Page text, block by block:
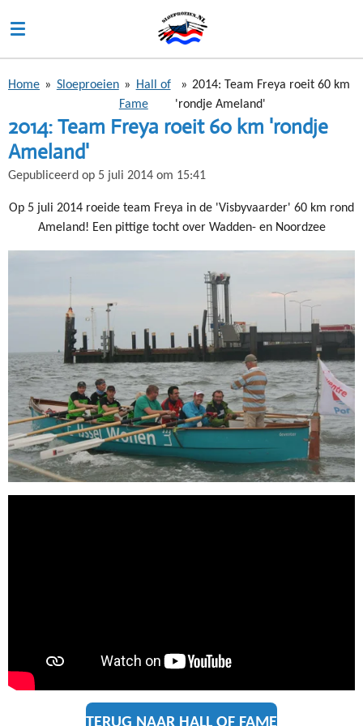
direct
naar
hoofdinhoud
Home » Sloeproeien »
Hall of
Fame
» 2014: Team Freya roeit 60 km
'rondje Ameland'
2014: Team Freya roeit 60 km 'rondje
Ameland'
Gepubliceerd op 5 juli 2014 om 15:41
Op 5 juli 2014 roeide team Freya in de 'Visbyvaarder' 60 km rond
Ameland! Een pittige tocht over Wadden- en Noordzee